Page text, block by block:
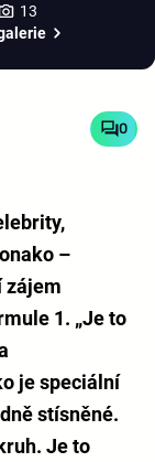
13
0
–
zájem
1. „Je to
je speciální
stísněné.
Je to